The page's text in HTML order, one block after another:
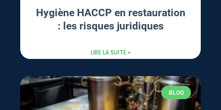
Hygiène HACCP en restauration
: les risques juridiques
LIRE LA SUITE »
BLOG